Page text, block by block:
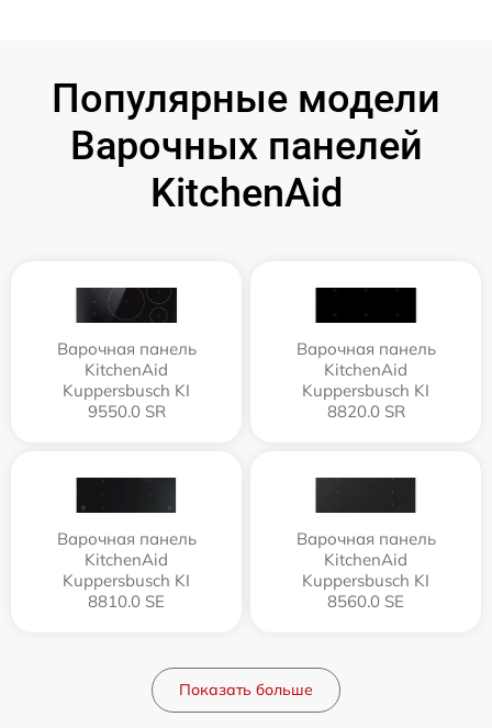
Популярные модели
Варочных панелей
KitchenAid
Варочная панель
KitchenAid
Kuppersbusch KI
9550.0 SR
Варочная панель
KitchenAid
Kuppersbusch KI
8820.0 SR
Варочная панель
KitchenAid
Kuppersbusch KI
8810.0 SE
Варочная панель
KitchenAid
Kuppersbusch KI
8560.0 SE
Показать больше